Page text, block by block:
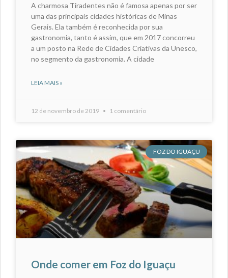
A charmosa Tiradentes não é famosa apenas por ser
uma das principais cidades históricas de Minas
Gerais. Ela também é reconhecida por sua
gastronomia, tanto é assim, que em 2017 concorreu
a um posto na Rede de Cidades Criativas da Unesco,
no segmento da gastronomia. A cidade
LEIA MAIS »
12 de novembro de 2019 1 comentário
FOZ DO IGUAÇU
Onde comer em Foz do Iguaçu